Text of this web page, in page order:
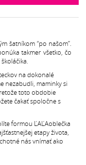
šatníkom “po našom”.
takmer všetko, čo
na dokonalé
nezabudli, maminky si
toto obdobie
čakať spoločne s
formou ĽAĽAoblečka
etapy života,
nás vnímať ako